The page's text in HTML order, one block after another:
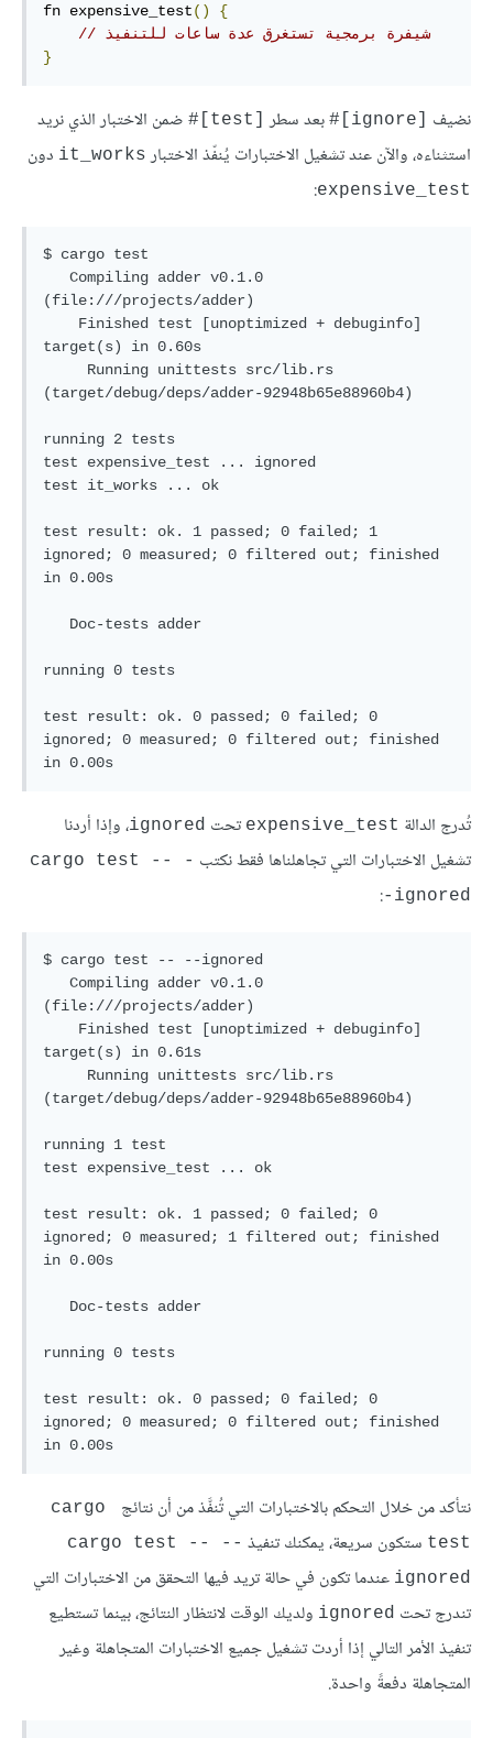
fn expensive_test()
{
// شيفرة برمجية تستغرق عدة ساعات للتنفيذ
}
نضيف ‎#[ignore]‎ بعد سطر ‎#[test]‎ ضمن الاختبار الذي نريد
استثناءه، والآن عند تشغيل الاختبارات يُنفّذ الاختبار it_works دون
expensive_test
:
$ cargo test
(file:///projects/adder)
target(s) in 0.60s
(target/debug/deps/adder-92948b65e88960b4)
running 2 tests
test expensive_test ... ignored
test it_works ... ok
test result: ok. 1 passed; 0 failed; 1
ignored; 0 measured; 0 filtered out; finished
in 0.00s
running 0 tests
test result: ok. 0 passed; 0 failed; 0
ignored; 0 measured; 0 filtered out; finished
تُدرج الدالة expensive_test تحت ignored، وإذا أردنا
تشغيل الاختبارات التي تجاهلناها فقط نكتب cargo test -- -
-ignored
:
$ cargo test -- --ignored
(file:///projects/adder)
target(s) in 0.61s
(target/debug/deps/adder-92948b65e88960b4)
running 1 test
test expensive_test ... ok
test result: ok. 1 passed; 0 failed; 0
ignored; 0 measured; 1 filtered out; finished
in 0.00s
running 0 tests
test result: ok. 0 passed; 0 failed; 0
ignored; 0 measured; 0 filtered out; finished
نتأكد من خلال التحكم بالاختبارات التي تُنفَّذ من أن نتائج
cargo
test ستكون سريعة، يمكنك تنفيذ cargo test -- --
ignored عندما تكون في حالة تريد فيها التحقق من الاختبارات التي
تندرج تحت ignored ولديك الوقت لانتظار النتائج، بينما تستطيع
تنفيذ الأمر التالي إذا أردت تشغيل جميع الاختبارات المتجاهلة وغير
المتجاهلة دفعةً واحدة.